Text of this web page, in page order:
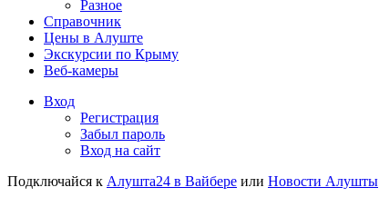
Разное
Справочник
Цены в Алуште
Экскурсии по Крыму
Веб-камеры
Вход
Регистрация
Забыл пароль
Вход на сайт
Подключайся к Алушта24 в Вайбере или Новости Алушты